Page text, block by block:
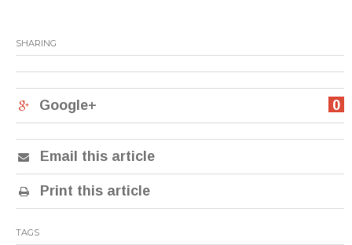
SHARING
0
Google+
Email this article
Print this article
TAGS